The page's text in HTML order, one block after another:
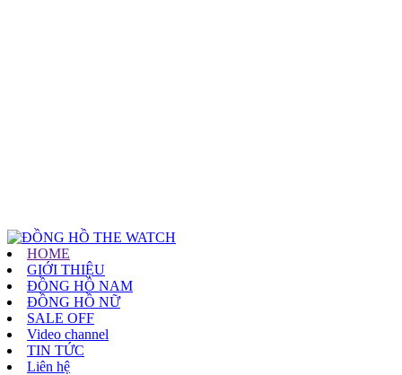
HOME
GIỚI THIỆU
ĐỒNG HỒ NAM
ĐỒNG HỒ NỮ
SALE OFF
Video channel
TIN TỨC
Liên hệ